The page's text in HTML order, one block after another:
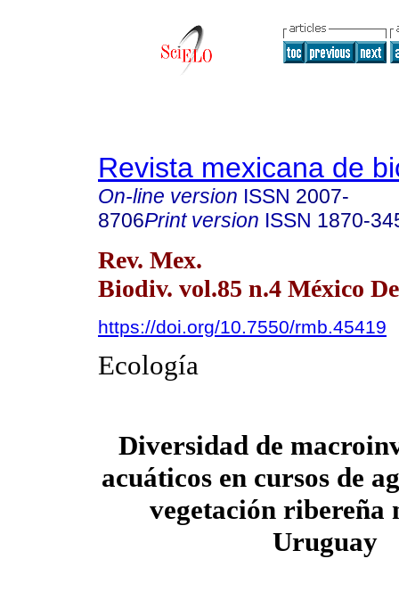
Revista mexicana de
On-line version ISSN 2007-
8706Print version ISSN 1870-
Rev. Mex.
Biodiv. vol.85 n.4 México
https://doi.org/10.7550/rmb.45419
Ecología
Diversidad de
acuáticos en cursos de
vegetación ribereña
Uruguay